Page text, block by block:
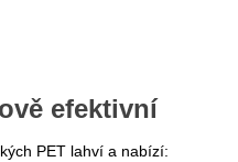
efektivní
PET lahví a nabízí: